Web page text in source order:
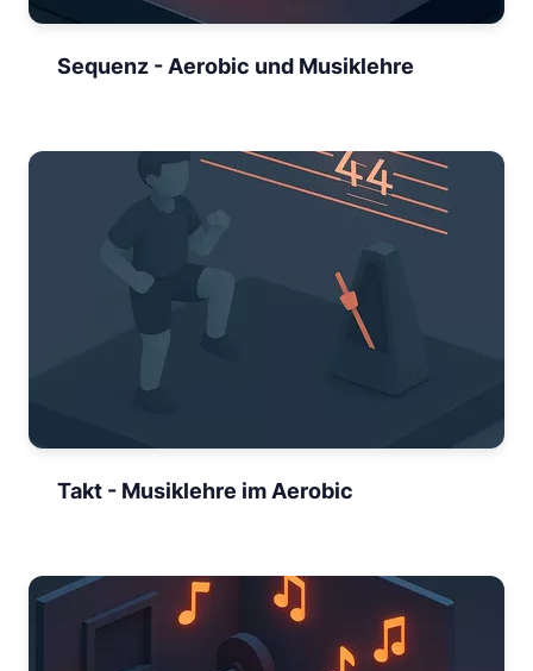
Sequenz - Aerobic und Musiklehre
Takt - Musiklehre im Aerobic